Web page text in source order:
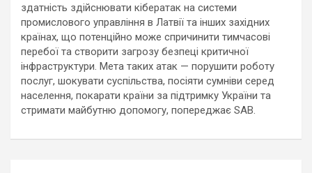
здатність здійснювати кібератак на системи
промислового управління в Латвії та інших західних
країнах, що потенційно може спричинити тимчасові
перебої та створити загрозу безпеці критичної
інфраструктури. Мета таких атак — порушити роботу
послуг, шокувати суспільства, посіяти сумніви серед
населення, покарати країни за підтримку України та
стримати майбутню допомогу, попереджає SAB.